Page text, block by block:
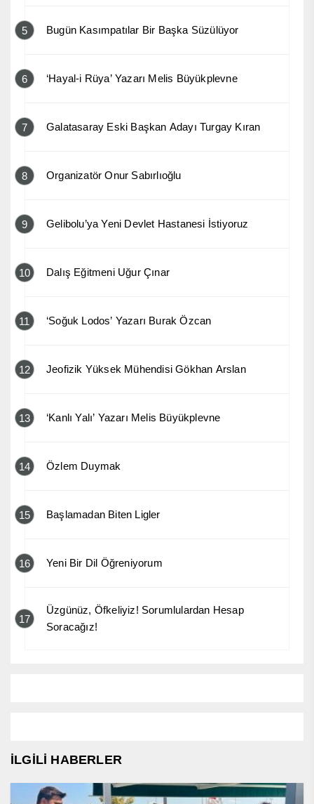
5 Bugün Kasımpatılar Bir Başka Süzülüyor
6 ‘Hayal-i Rüya’ Yazarı Melis Büyükplevne
7 Galatasaray Eski Başkan Adayı Turgay Kıran
8 Organizatör Onur Sabırlıoğlu
9 Gelibolu’ya Yeni Devlet Hastanesi İstiyoruz
10 Dalış Eğitmeni Uğur Çınar
11 ‘Soğuk Lodos’ Yazarı Burak Özcan
12 Jeofizik Yüksek Mühendisi Gökhan Arslan
13 ‘Kanlı Yalı’ Yazarı Melis Büyükplevne
14 Özlem Duymak
15 Başlamadan Biten Ligler
16 Yeni Bir Dil Öğreniyorum
17
Üzgünüz, Öfkeliyiz! Sorumlulardan Hesap
Soracağız!
İLGİLİ HABERLER